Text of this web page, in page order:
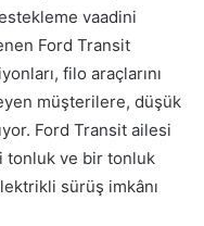
vaadini
Ford Transit
filo araçlarını
müşterilere, düşük
Ford Transit ailesi
tonluk ve bir tonluk
sürüş imkânı